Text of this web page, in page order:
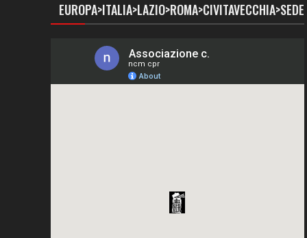
EUROPA>ITALIA>LAZIO>ROMA>CIVITAVECCHIA>SEDE